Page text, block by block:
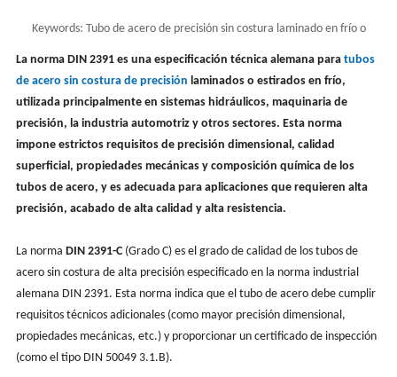
Keywords: Tubo de acero de precisión sin costura laminado en frío o
estirado en frío DIN 2391, ST35 ST45 ST52
La norma DIN 2391 es una especificación técnica alemana para tubos
de acero sin costura de precisión laminados o estirados en frío,
utilizada principalmente en sistemas hidráulicos, maquinaria de
precisión, la industria automotriz y otros sectores. Esta norma
impone estrictos requisitos de precisión dimensional, calidad
superficial, propiedades mecánicas y composición química de los
tubos de acero, y es adecuada para aplicaciones que requieren alta
precisión, acabado de alta calidad y alta resistencia.
La norma DIN 2391-C(Grado C) es el grado de calidad de los tubos de
acero sin costura de alta precisión especificado en la norma industrial
alemana DIN 2391. Esta norma indica que el tubo de acero debe cumplir
requisitos técnicos adicionales (como mayor precisión dimensional,
propiedades mecánicas, etc.) y proporcionar un certificado de inspección
(como el tipo DIN 50049 3.1.B).